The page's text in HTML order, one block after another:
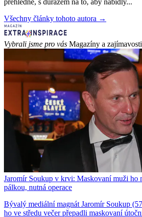
Všechny články tohoto autora →
Vybrali jsme pro vás Magazíny a zajímavosti
Jaromír Soukup v krvi: Maskovaní muži ho
pálkou, nutná operace
Bývalý mediální magnát Jaromír Soukup
ho ve středu večer přepadli maskovaní